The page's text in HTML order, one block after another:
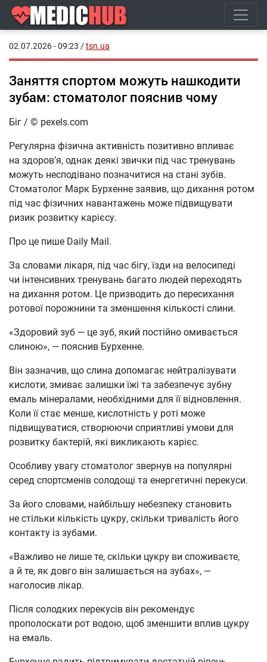
02.07.2026 - 09:23 /tsn.ua
Заняття спортом можуть нашкодити
зубам: стоматолог пояснив чому
Біг / © pexels.com
Регулярна фізична активність позитивно впливає
на здоров’я, однак деякі звички під час тренувань
можуть несподівано позначитися на стані зубів.
Стоматолог Марк Бурхенне заявив, що дихання ротом
під час фізичних навантажень може підвищувати
ризик розвитку карієсу.
Про це пише Daily Mail.
За словами лікаря, під час бігу, їзди на велосипеді
чи інтенсивних тренувань багато людей переходять
на дихання ротом. Це призводить до пересихання
ротової порожнини та зменшення кількості слини.
«Здоровий зуб — це зуб, який постійно омивається
слиною», — пояснив Бурхенне.
Він зазначив, що слина допомагає нейтралізувати
кислоти, змиває залишки їжі та забезпечує зубну
емаль мінералами, необхідними для її відновлення.
Коли її стає менше, кислотність у роті може
підвищуватися, створюючи сприятливі умови для
розвитку бактерій, які викликають карієс.
Особливу увагу стоматолог звернув на популярні
серед спортсменів солодощі та енергетичні перекуси.
За його словами, найбільшу небезпеку становить
не стільки кількість цукру, скільки тривалість його
контакту із зубами.
«Важливо не лише те, скільки цукру ви споживаєте,
а й те, як довго він залишається на зубах», —
наголосив лікар.
Після солодких перекусів він рекомендує
прополоскати рот водою, щоб зменшити вплив цукру
на емаль.